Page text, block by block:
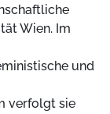
Wien. Im
und
verfolgt sie